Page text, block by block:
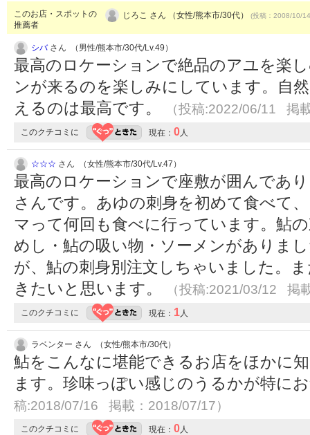
このお店・スポットの
推薦者
じろこ さん （女性/熊本市/30代） (投稿：2008/10/
シバさん （男性/熊本市/30代/Lv.49）
最高のロケーションで絶品のアユを楽
ンが来るのを楽しみにしています。自
えるのは最高です。
（投稿:2022/06/11 掲
このクチコミに 現在： 0 人
☆☆☆ さん （女性/熊本市/30代/Lv.47）
最高のロケーションで座敷が囲んであ
さんです。あゆの刺身を初めて食べて
マって何回も食べに行っています。鮎
めし・鮎の吸い物・ソーメンがありま
が、鮎の刺身別注文しちゃいました。
きたいと思います。
（投稿:2021/03/12 掲
このクチコミに 現在： 1 人
ラベンター さん （女性/熊本市/30代）
鮎をこんなに堪能できるお店をほかに
ます。珍味っぽい感じのうるかが特に
稿:2018/07/16 掲載：2018/07/17）
このクチコミに 現在： 0 人